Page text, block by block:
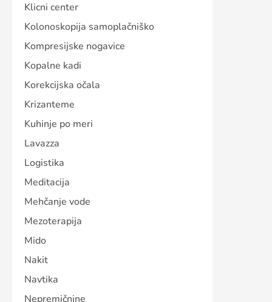
Klicni center
Kolonoskopija samoplačniško
Kompresijske nogavice
Kopalne kadi
Korekcijska očala
Krizanteme
Kuhinje po meri
Lavazza
Logistika
Meditacija
Mehčanje vode
Mezoterapija
Mido
Nakit
Navtika
Nepremičnine